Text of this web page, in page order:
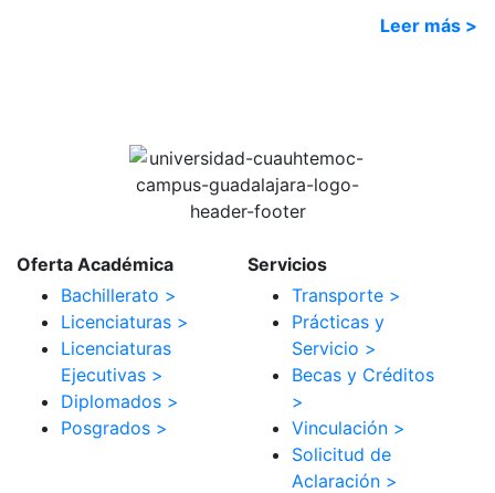
Leer más >
Oferta Académica
Bachillerato >
Licenciaturas >
Licenciaturas
Ejecutivas >
Diplomados >
Posgrados >
Servicios
Transporte >
Prácticas y
Servicio >
Becas y Créditos
>
Vinculación >
Solicitud de
Aclaración >